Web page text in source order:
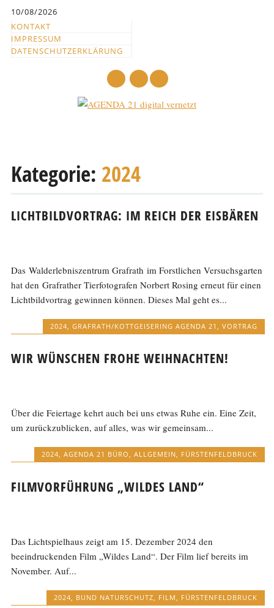
springen
10/08/2026
KONTAKT
IMPRESSUM
DATENSCHUTZERKLÄRUNG
zum
Kategorie: 2024
LICHTBILDVORTRAG: IM REICH DER EISBÄREN
Das Walderlebniszentrum Grafrath im Forstlichen Versuchsgarten
hat den Grafrather Tierfotografen Norbert Rosing erneut für einen
Lichtbildvortrag gewinnen können. Dieses Mal geht es...
2024, GRAFRATH/KOTTGEISERING AGENDA 21 , VORTRAG
WIR WÜNSCHEN FROHE WEIHNACHTEN!
Über die Feiertage kehrt auch bei uns etwas Ruhe ein. Eine Zeit,
um zurückzublicken, auf alles, was wir gemeinsam...
2024, AGENDA 21 BÜRO, ALLGEMEIN, FÜRSTENFELDBRUCK
FILMVORFÜHRUNG „WILDES LAND“
Das Lichtspielhaus zeigt am 15. Dezember 2024 den
beeindruckenden Film „Wildes Land“. Der Film lief bereits im
November. Auf...
2024 BUND NATURSCHUTZ FILM FÜRSTENFELDBRUCK